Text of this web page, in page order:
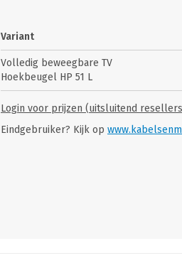
Variant
Volledig beweegbare TV
Hoekbeugel HP 51 L
Login voor prijzen (uitsluitend
Eindgebruiker? Kijk op